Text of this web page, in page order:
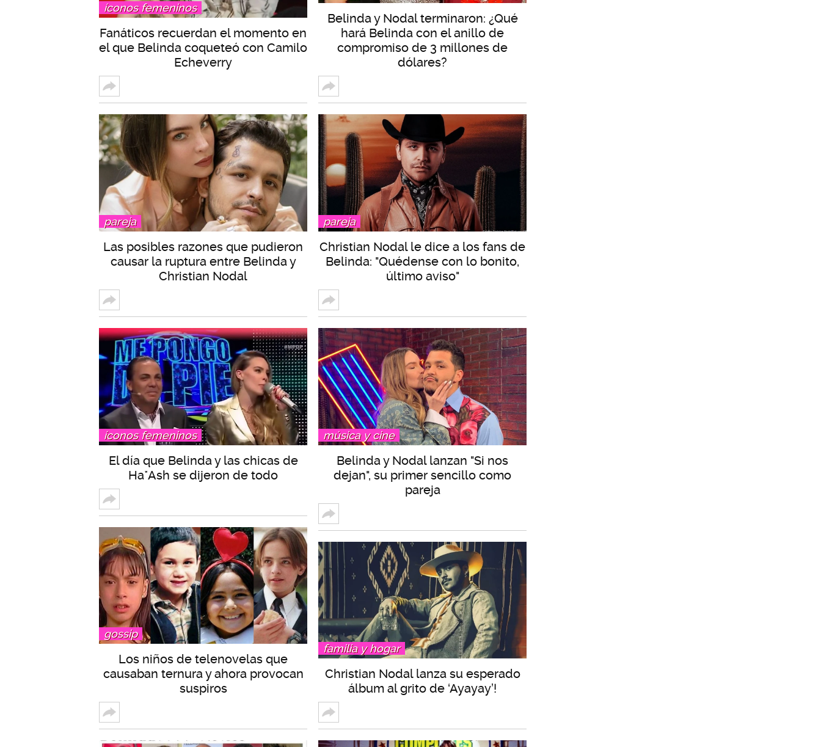
íconos femeninos
Fanáticos recuerdan el momento en
el que Belinda coqueteó con Camilo
Echeverry
pareja
Las posibles razones que pudieron
causar la ruptura entre Belinda y
Christian Nodal
íconos femeninos
El día que Belinda y las chicas de
Ha*Ash se dijeron de todo
gossip
Los niños de telenovelas que
causaban ternura y ahora provocan
suspiros
Belinda y Nodal terminaron: ¿Qué
hará Belinda con el anillo de
compromiso de 3 millones de
dólares?
pareja
Christian Nodal le dice a los fans de
Belinda: "Quédense con lo bonito,
último aviso"
música y cine
Belinda y Nodal lanzan "Si nos
dejan", su primer sencillo como
pareja
familia y hogar
Christian Nodal lanza su esperado
álbum al grito de ‘Ayayay’!